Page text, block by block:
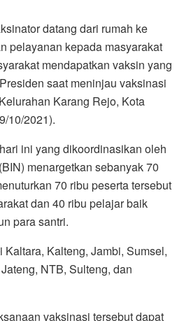
datang dari rumah ke
pelayanan kepada masyarakat
mendapatkan vaksin yang
saat meninjau vaksinasi
Karang Rejo, Kota
10/2021).
ini yang dikoordinasikan oleh
menargetkan sebanyak 70
70 ribu peserta tersebut
dan 40 ribu pelajar baik
para santri.
Kaltara, Kalteng, Jambi, Sumsel,
NTB, Sulteng, dan
vaksinasi tersebut dapat